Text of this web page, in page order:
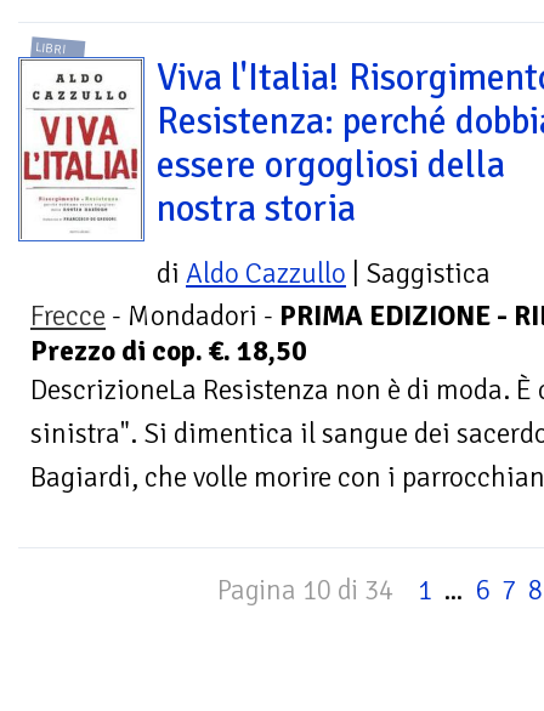
LIBRI
Viva l'Italia!
Resistenza: perché
essere orgogliosi della
nostra storia
di Aldo Cazzullo | Saggistica
Frecce - Mondadori - PRIMA EDIZIONE -
Prezzo di cop. €. 18,50
DescrizioneLa Resistenza non è di moda.
sinistra". Si dimentica il sangue dei
Bagiardi, che volle morire con i
Pagina 10 di 34 1 ... 6 7 8